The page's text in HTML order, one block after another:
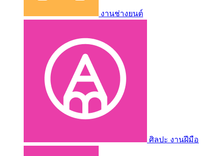
งานช่างยนต์
ศิลปะ งานฝีมือ